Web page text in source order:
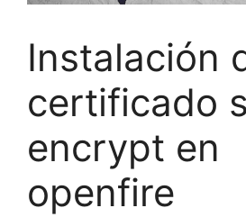
Instalación
certificado
encrypt en
openfire